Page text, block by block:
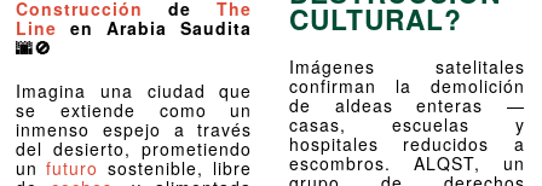
Construcción
deThe
Line en Arabia Saudita
🌆🚫
Imagina una ciudad que
se extiende como un
inmenso espejo a través
del desierto, prometiendo
unfuturo sostenible, libre
CULTURAL?
Imágenes satelitales
confirman la demolición
de aldeas enteras —
casas, escuelas y
hospitales reducidos a
escombros. ALQST, un